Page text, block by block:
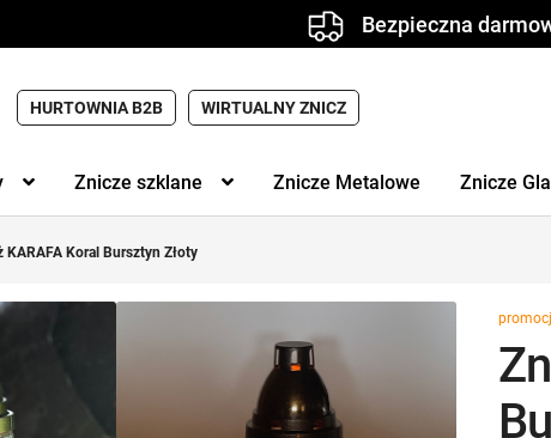
Bezpieczna
HURTOWNIA B2B WIRTUALNY ZNICZ
Znicze szklane Znicze Metalowe Znicze
Koral Bursztyn Złoty